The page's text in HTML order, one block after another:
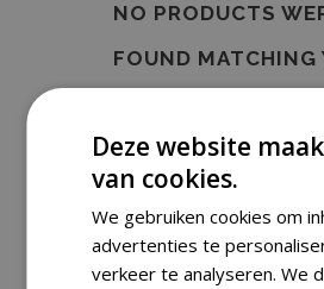
NO PRODUCTS
FOUND MATCHING
Deze website
van cookies.
We gebruiken cookies om
advertenties te
verkeer te analyseren. We